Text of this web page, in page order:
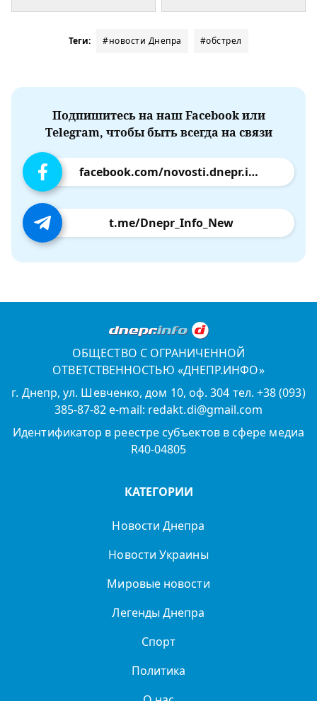
Теги: #новости Днепра #обстрел
Подпишитесь на наш Facebook или
Telegram, чтобы быть всегда на связи
facebook.com/novosti.dnepr.info
t.me/Dnepr_Info_New
ОБЩЕСТВО С ОГРАНИЧЕННОЙ
ОТВЕТСТВЕННОСТЬЮ «ДНЕПР.ИНФО»
г. Днепр, ул. Шевченко, дом 10, оф. 304 тел. +38 (093)
385-87-82 e-mail: redakt.di@gmail.com
Идентификатор в реестре субъектов в сфере медиа
R40-04805
КАТЕГОРИИ
Новости Днепра
Новости Украины
Мировые новости
Легенды Днепра
Спорт
Политика